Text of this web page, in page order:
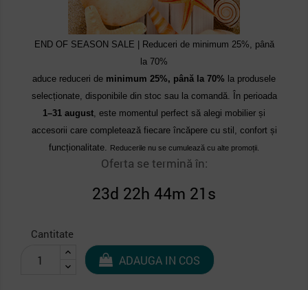
END OF SEASON SALE | Reduceri de minimum 25%, până
la 70%
aduce reduceri de minimum 25%, până la 70% la produsele
selecționate, disponibile din stoc sau la comandă. În perioada
1–31 august, este momentul perfect să alegi mobilier și
accesorii care completează fiecare încăpere cu stil, confort și
funcționalitate. Reducerile nu se cumulează cu alte promoții.
Oferta se termină în:
23d 22h 44m 21s
Cantitate
ADAUGA IN COS